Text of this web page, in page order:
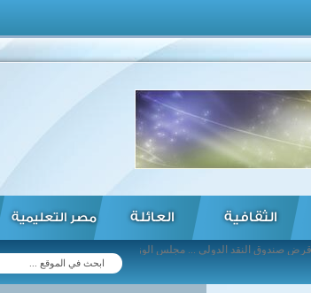
الثقافية العائلة مصر التعليمية